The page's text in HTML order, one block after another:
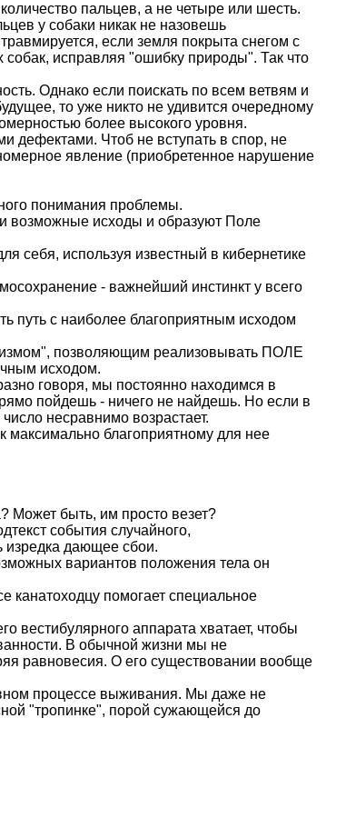
пальцев, а не четыре или шесть.
у собаки никак не назовешь
если земля покрыта снегом с
исправляя "ошибку природы". Так что
Однако если поискать по всем ветвям и
то уже никто не удивится очередному
более высокого уровня.
дефектами. Чтоб не вступать в спор, не
явление (приобретенное нарушение
понимания проблемы.
возможные исходы и образуют Поле
используя известный в кибернетике
- важнейший инстинкт у всего
с наиболее благоприятным исходом
позволяющим реализовывать ПОЛЕ
исходом.
говоря, мы постоянно находимся в
пойдешь - ничего не найдешь. Но если в
несравнимо возрастает.
максимально благоприятному для нее
Может быть, им просто везет?
события случайного,
изредка дающее сбои.
вариантов положения тела он
канатоходцу помогает специальное
вестибулярного аппарата хватает, чтобы
В обычной жизни мы не
равновесия. О его существовании вообще
процессе выживания. Мы даже не
"тропинке", порой сужающейся до